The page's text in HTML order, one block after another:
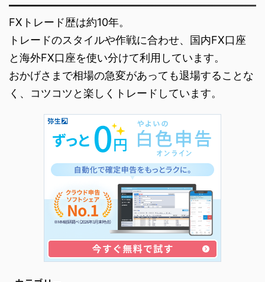
FXトレード歴は約10年。
トレードのスタイルや作戦に合わせ、国内FX口座
と海外FX口座を使い分けて利用しています。
おかげさまで相場の急変があっても退場することな
く、コツコツと楽しくトレードしています。